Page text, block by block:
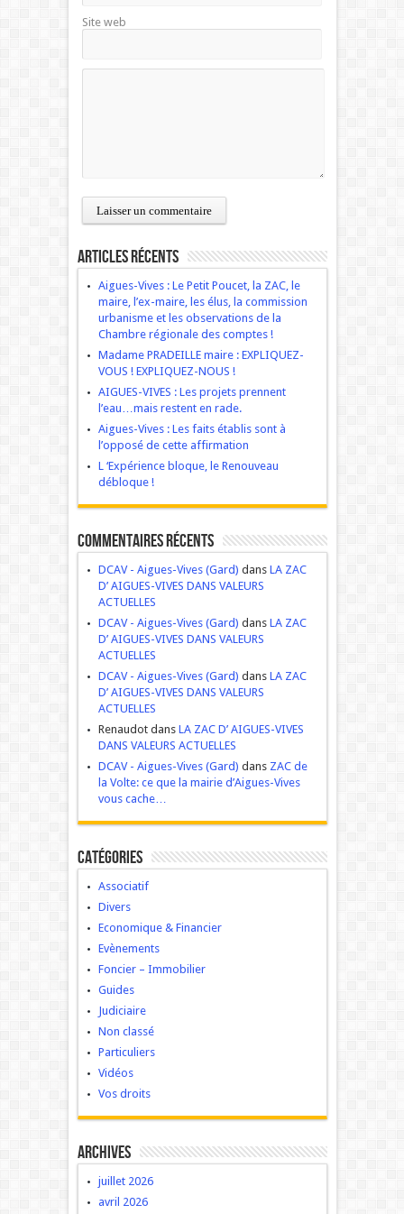
Site web
Articles récents
Aigues-Vives : Le Petit Poucet, la ZAC, le
maire, l’ex-maire, les élus, la commission
urbanisme et les observations de la
Chambre régionale des comptes !
Madame PRADEILLE maire : EXPLIQUEZ-
VOUS ! EXPLIQUEZ-NOUS !
AIGUES-VIVES : Les projets prennent
l’eau…mais restent en rade.
Aigues-Vives : Les faits établis sont à
l’opposé de cette affirmation
L ‘Expérience bloque, le Renouveau
débloque !
Commentaires récents
DCAV - Aigues-Vives (Gard) dans LA ZAC
D’ AIGUES-VIVES DANS VALEURS
ACTUELLES
DCAV - Aigues-Vives (Gard) dans LA ZAC
D’ AIGUES-VIVES DANS VALEURS
ACTUELLES
DCAV - Aigues-Vives (Gard) dans LA ZAC
D’ AIGUES-VIVES DANS VALEURS
ACTUELLES
Renaudot dans LA ZAC D’ AIGUES-VIVES
DANS VALEURS ACTUELLES
DCAV - Aigues-Vives (Gard) dans ZAC de
la Volte: ce que la mairie d’Aigues-Vives
vous cache…
Catégories
Associatif
Divers
Economique & Financier
Evènements
Foncier – Immobilier
Guides
Judiciaire
Non classé
Particuliers
Vidéos
Vos droits
Archives
juillet 2026
avril 2026